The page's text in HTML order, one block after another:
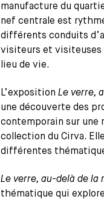
manufacture du
nef centrale est
différents conduits
visiteurs et visiteuses
lieu de vie.
L’exposition Le verre,
une découverte des
contemporain sur une
collection du Cirva.
différentes
Le verre, au-delà de la
thématique qui